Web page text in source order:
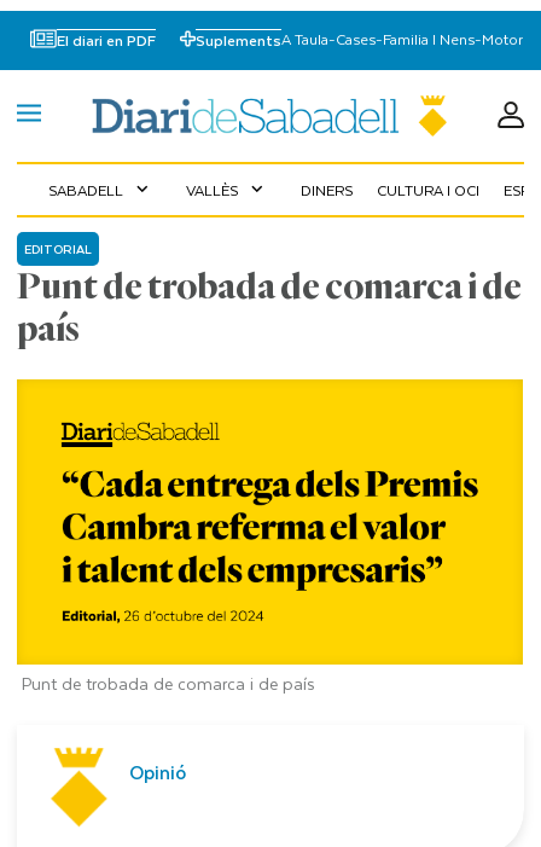
El diari en PDF SuplementsA Taula-Cases-Familia I Nens-Motor
SABADELL expand_more VALLÈS expand_more DINERS CULTURA I OCI
Punt de trobada de comarca i de
país
EDITORIAL
Punt de trobada de comarca i de país
Opinió